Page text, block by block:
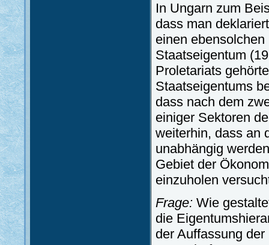
In Ungarn zum
dass man
einen
Staatseigentum
Proletariats
Staatseigentums
dass nach dem
einiger Sektoren
weiterhin, dass an
unabhängig
Gebiet der
einzuholen
Frage: Wie
die
der Auffassung